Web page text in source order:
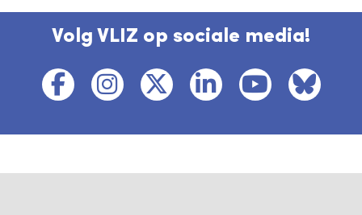
Volg VLIZ op sociale media!